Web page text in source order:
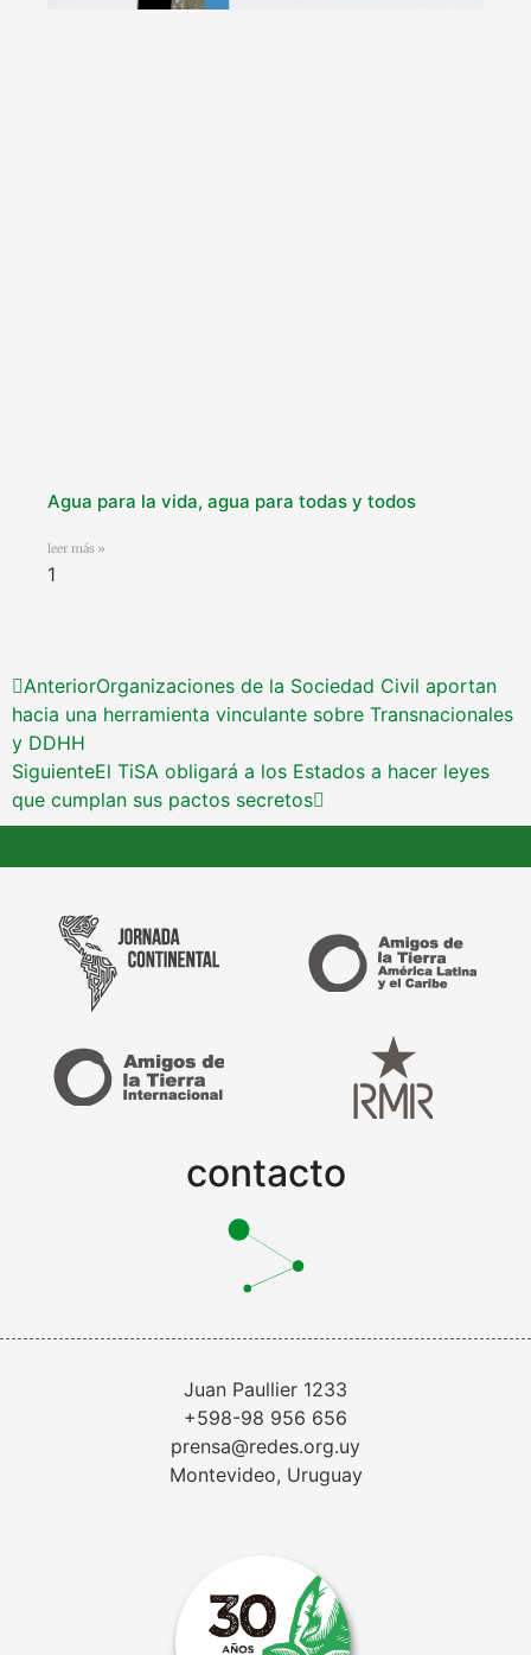
Agua para la vida, agua para todas y todos
leer más »
AnteriorOrganizaciones de la Sociedad Civil aportan
hacia una herramienta vinculante sobre Transnacionales
y DDHH
SiguienteEl TiSA obligará a los Estados a hacer leyes
que cumplan sus pactos secretos
contacto
Juan Paullier 1233
+598-98 956 656
prensa@redes.org.uy
Montevideo, Uruguay